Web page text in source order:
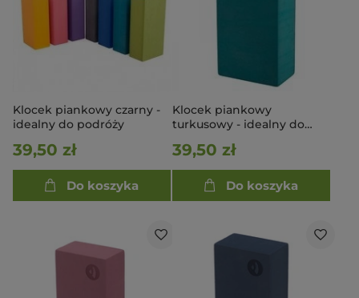
Klocek piankowy czarny -
idealny do podróży
39,50 zł
Do koszyka
Klocek piankowy
turkusowy - idealny do
39,50 zł
Do koszyka